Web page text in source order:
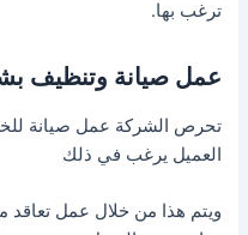
ترغب بها.
عمل صيانة وتنظيف
تحرص الشركة عمل صيانة
العميل يرغب في ذلك
ويتم هذا من خلال عمل تعاقد